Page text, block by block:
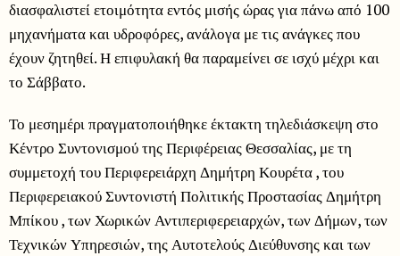
διασφαλιστεί ετοιμότητα εντός μισής ώρας για πάνω από 100
μηχανήματα και υδροφόρες, ανάλογα με τις ανάγκες που
έχουν ζητηθεί. Η επιφυλακή θα παραμείνει σε ισχύ μέχρι και
το Σάββατο.
Το μεσημέρι πραγματοποιήθηκε έκτακτη τηλεδιάσκεψη στο
Κέντρο Συντονισμού της Περιφέρειας Θεσσαλίας, με τη
συμμετοχή του Περιφερειάρχη Δημήτρη Κουρέτα , του
Περιφερειακού Συντονιστή Πολιτικής Προστασίας Δημήτρη
Μπίκου , των Χωρικών Αντιπεριφερειαρχών, των Δήμων, των
Τεχνικών Υπηρεσιών, της Αυτοτελούς Διεύθυνσης και των